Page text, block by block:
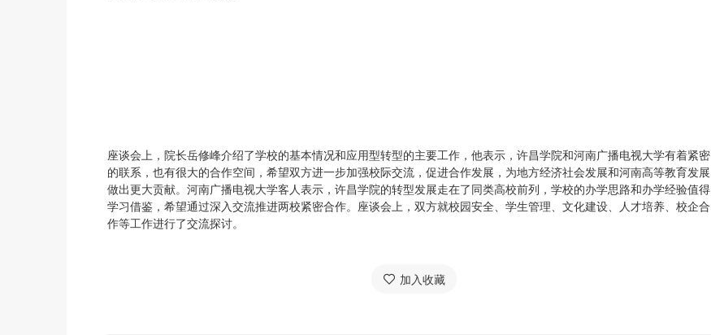
座谈会上，院长岳修峰介绍了学校的基本情况和应用型转型的主要工作，他表示，许昌学院和河南广播电视大学有着紧密
的联系，也有很大的合作空间，希望双方进一步加强校际交流，促进合作发展，为地方经济社会发展和河南高等教育发展
做出更大贡献。河南广播电视大学客人表示，许昌学院的转型发展走在了同类高校前列，学校的办学思路和办学经验值得
学习借鉴，希望通过深入交流推进两校紧密合作。座谈会上，双方就校园安全、学生管理、文化建设、人才培养、校企合
作等工作进行了交流探讨。
加入收藏